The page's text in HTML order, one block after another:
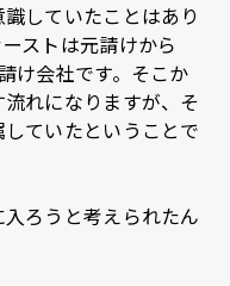
していたことはあり
ストは元請けから
け会社です。そこか
れになりますが、そ
ていたということで
ろうと考えられたん